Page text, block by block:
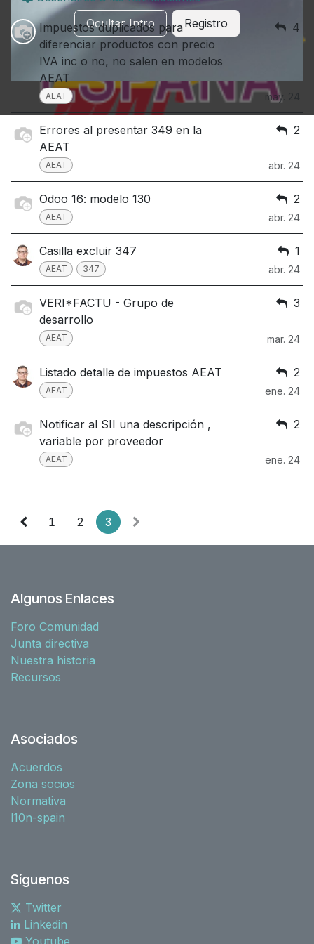
Ocultar Intro Registro
Impuestos duplicados para
diferenciar productos con precio
IVA inc o no, no salen en modelos
AEAT
AEAT
4
may. 24
Errores al presentar 349 en la
AEAT
AEAT
2
abr. 24
Odoo 16: modelo 130
AEAT
2
abr. 24
Casilla excluir 347
AEAT 347
1
abr. 24
VERI*FACTU - Grupo de
desarrollo
AEAT
3
mar. 24
Listado detalle de impuestos AEAT
AEAT
2
ene. 24
Notificar al SII una descripción ,
variable por proveedor
AEAT
2
ene. 24
1 2 3
Algunos Enlaces
Foro Comunidad
Junta directiva
Nuestra historia
Recursos
Asociados
Acuerdos
Zona socios
Normativa
l10n-spain
Síguenos
Twitter
Linkedin
Youtube